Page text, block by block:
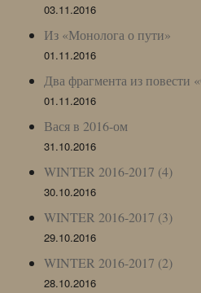
03.11.2016
Из «Монолога о пути»
01.11.2016
Два фрагмента из
01.11.2016
Вася в 2016-ом
31.10.2016
WINTER 2016-2017 (4)
30.10.2016
WINTER 2016-2017 (3)
29.10.2016
WINTER 2016-2017 (2)
28.10.2016